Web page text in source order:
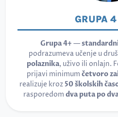
GRUPA
Grupa 4+ —
podrazumeva učenje u
polaznika, uživo ili onlajn.
prijavi minimum četvoro
realizuje kroz 50 školskih
rasporedom dva puta po